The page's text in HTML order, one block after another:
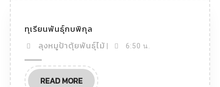
ทุเรียนพันธุ์กบพิกุล
ลุงหมูป้าตุ้ยพันธุ์ไม้
6:50 น.
READ MORE